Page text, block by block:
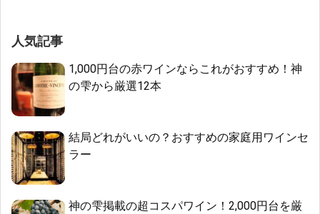
人気記事
1,000円台の赤ワインならこれがおすすめ！神
の雫から厳選12本
結局どれがいいの？おすすめの家庭用ワインセ
ラー
神の雫掲載の超コスパワイン！2,000円台を厳